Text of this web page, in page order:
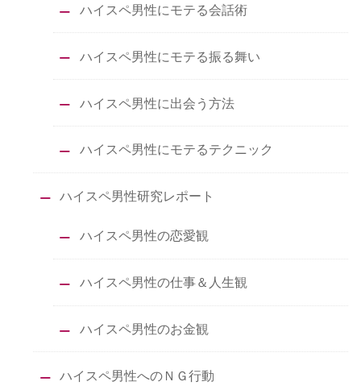
ハイスペ男性にモテる会話術
ハイスペ男性にモテる振る舞い
ハイスペ男性に出会う方法
ハイスペ男性にモテるテクニック
ハイスペ男性研究レポート
ハイスペ男性の恋愛観
ハイスペ男性の仕事＆人生観
ハイスペ男性のお金観
ハイスペ男性へのＮＧ行動